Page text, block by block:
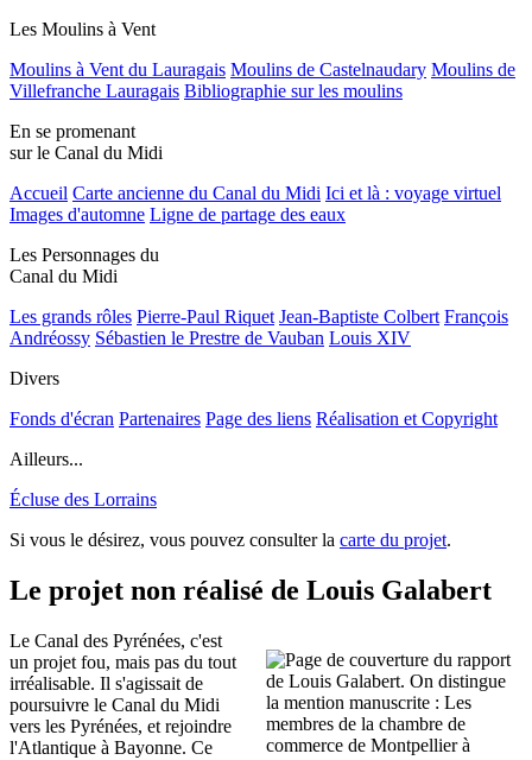
Les Moulins à Vent
Moulins à Vent du Lauragais Moulins de Castelnaudary Moulins de
Villefranche Lauragais Bibliographie sur les moulins
En se promenant
sur le Canal du Midi
Accueil Carte ancienne du Canal du Midi Ici et là : voyage virtuel
Images d'automne Ligne de partage des eaux
Les Personnages du
Canal du Midi
Les grands rôles Pierre-Paul Riquet Jean-Baptiste Colbert François
Andréossy Sébastien le Prestre de Vauban Louis XIV
Divers
Fonds d'écran Partenaires Page des liens Réalisation et Copyright
Ailleurs...
Écluse des Lorrains
Si vous le désirez, vous pouvez consulter la carte du projet.
Le projet non réalisé de Louis Galabert
Le Canal des Pyrénées, c'est
un projet fou, mais pas du tout
irréalisable. Il s'agissait de
poursuivre le Canal du Midi
vers les Pyrénées, et rejoindre
l'Atlantique à Bayonne. Ce